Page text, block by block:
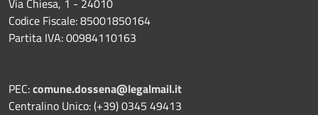
Codice Fiscale: 85001850164
Partita IVA: 00984110163
PEC:comune.dossena@legalmail.it
Centralino Unico: (+39) 0345 49413